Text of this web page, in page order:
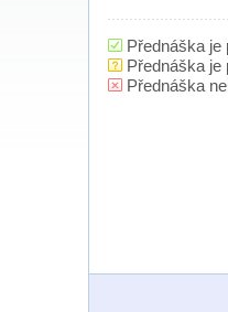
Přednáška je
Přednáška
Přednáška